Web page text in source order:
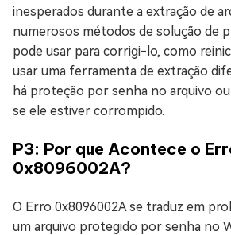
inesperados durante a extração de
numerosos métodos de solução de
pode usar para corrigi-lo, como
usar uma ferramenta de extração
há proteção por senha no arquivo
se ele estiver corrompido.
P3: Por que Acontece o
0x8096002A?
O Erro 0x8096002A se traduz em
um arquivo protegido por senha no